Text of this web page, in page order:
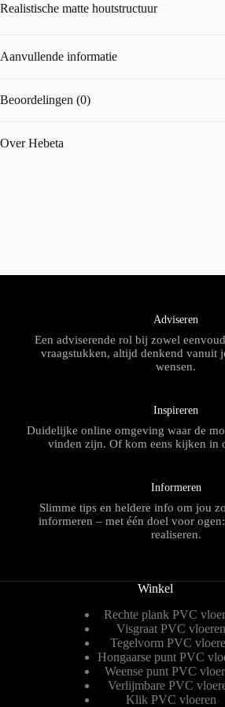
Realistische matte houtstructuur
Aanvullende informatie
Beoordelingen (0)
Over Hebeta
Adviseren
Een adviserende rol bij zowel
vraagstukken, altijd denkend vanuit
wensen.
Inspireren
Duidelijke online omgeving waar de
vinden zijn. Of kom eens kijken in
Informeren
Slimme tips en heldere info om jou
informeren – met één doel voor
realiseren.
Winkel
Rechte plank PVC
Visgraat PVC vloeren
Tegelvorm PVC
Hongaarse punt PVC
Weense punt PVC
Verlijmbare PVC
Klik PVC vloeren